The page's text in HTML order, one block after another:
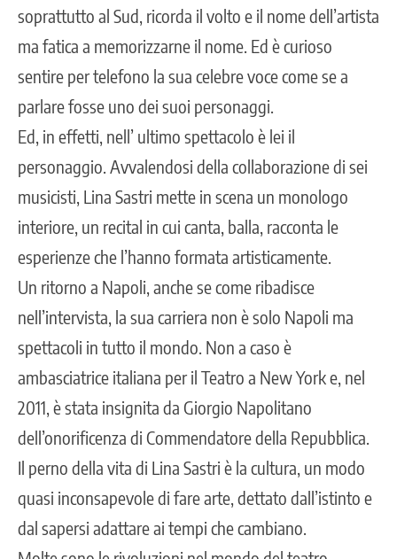
soprattutto al Sud, ricorda il volto e il nome dell’artista
ma fatica a memorizzarne il nome. Ed è curioso
sentire per telefono la sua celebre voce come se a
parlare fosse uno dei suoi personaggi.
Ed, in effetti, nell’ ultimo spettacolo è lei il
personaggio. Avvalendosi della collaborazione di sei
musicisti, Lina Sastri mette in scena un monologo
interiore, un recital in cui canta, balla, racconta le
esperienze che l’hanno formata artisticamente.
Un ritorno a Napoli, anche se come ribadisce
nell’intervista, la sua carriera non è solo Napoli ma
spettacoli in tutto il mondo. Non a caso è
ambasciatrice italiana per il Teatro a New York e, nel
2011, è stata insignita da Giorgio Napolitano
dell’onorificenza di Commendatore della Repubblica.
Il perno della vita di Lina Sastri è la cultura, un modo
quasi inconsapevole di fare arte, dettato dall’istinto e
dal sapersi adattare ai tempi che cambiano.